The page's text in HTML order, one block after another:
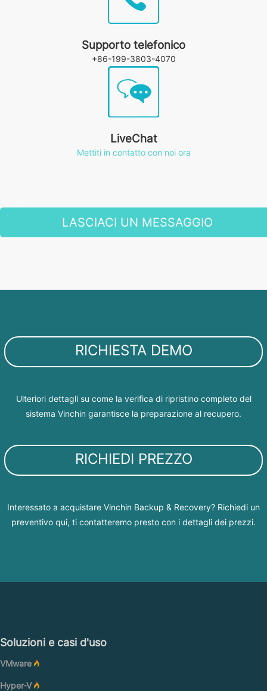
Supporto telefonico
+86-199-3803-4070
LiveChat
Mettiti in contatto con noi ora
LASCIACI UN MESSAGGIO
RICHIESTA DEMO
Ulteriori dettagli su come la verifica di ripristino completo del
sistema Vinchin garantisce la preparazione al recupero.
RICHIEDI PREZZO
Interessato a acquistare Vinchin Backup & Recovery? Richiedi un
preventivo qui, ti contatteremo presto con i dettagli dei prezzi.
Soluzioni e casi d'uso
VMware
Hyper-V